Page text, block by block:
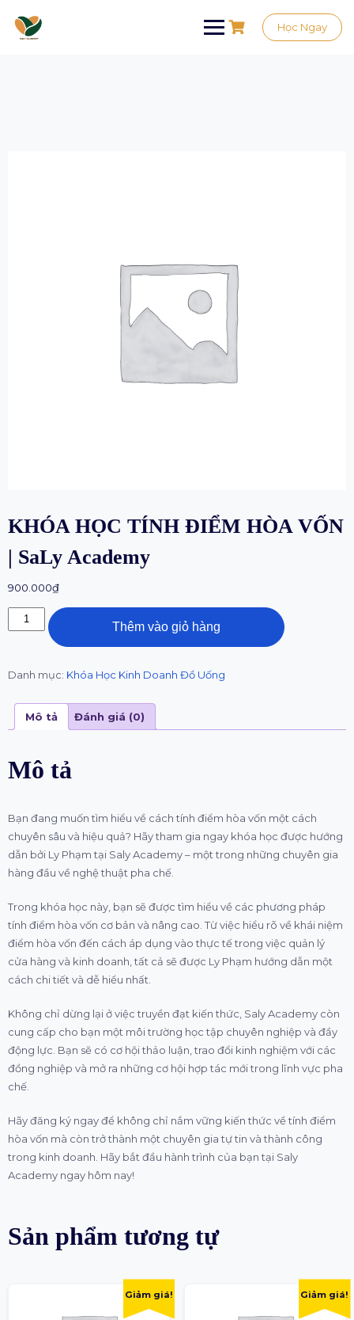
Học Ngay
KHÓA HỌC TÍNH ĐIỂM HÒA VỐN
| SaLy Academy
900.000₫
Thêm vào giỏ hàng
Danh mục: Khóa Học Kinh Doanh Đồ Uống
Mô tả Đánh giá (0)
Mô tả
Bạn đang muốn tìm hiểu về cách tính điểm hòa vốn một cách
chuyên sâu và hiệu quả? Hãy tham gia ngay khóa học được hướng
dẫn bởi Ly Phạm tại Saly Academy – một trong những chuyên gia
hàng đầu về nghệ thuật pha chế.
Trong khóa học này, bạn sẽ được tìm hiểu về các phương pháp
tính điểm hòa vốn cơ bản và nâng cao. Từ việc hiểu rõ về khái niệm
điểm hòa vốn đến cách áp dụng vào thực tế trong việc quản lý
cửa hàng và kinh doanh, tất cả sẽ được Ly Phạm hướng dẫn một
cách chi tiết và dễ hiểu nhất.
Không chỉ dừng lại ở việc truyền đạt kiến thức, Saly Academy còn
cung cấp cho bạn một môi trường học tập chuyên nghiệp và đầy
động lực. Bạn sẽ có cơ hội thảo luận, trao đổi kinh nghiệm với các
đồng nghiệp và mở ra những cơ hội hợp tác mới trong lĩnh vực pha
chế.
Hãy đăng ký ngay để không chỉ nắm vững kiến thức về tính điểm
hòa vốn mà còn trở thành một chuyên gia tự tin và thành công
trong kinh doanh. Hãy bắt đầu hành trình của bạn tại Saly
Academy ngay hôm nay!
Sản phẩm tương tự
Giảm giá! Giảm giá!